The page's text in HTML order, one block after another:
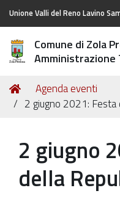
Unione Valli del Reno Lavino
Comune di Zola
Amministrazione
Tu
sei
Home
Agenda eventi
2 giugno 2021: Festa
2 giugno
della